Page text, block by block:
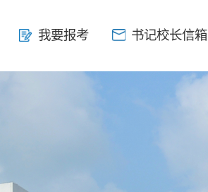
我要报考 书记校长信箱
我要报考 书记校长信箱